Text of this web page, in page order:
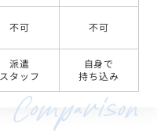
不可 不可
派遣
スタッフ
自身で
持ち込み